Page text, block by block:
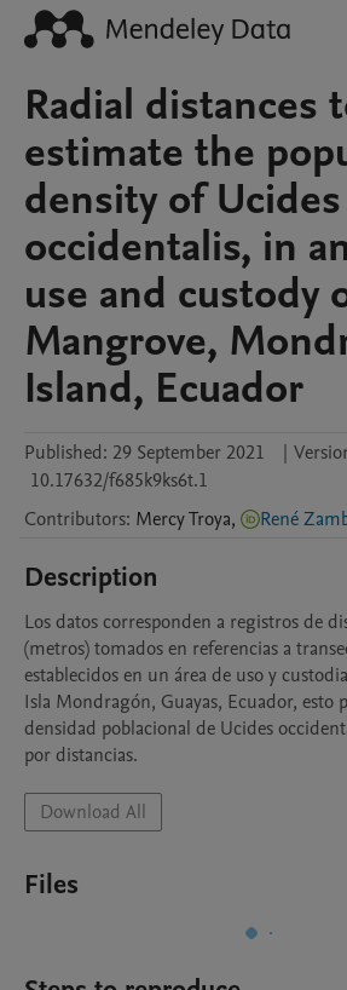
Radial distances
estimate the
density of Ucides
occidentalis, in
use and custody
Mangrove,
Island, Ecuador
Published: 29 September 2021 |
10.17632/f685k9ks6t.1
Contributors: MercyTroya, René
Description
Los datos corresponden a registros de
(metros) tomados en referencias a
establecidos en un área de uso y
Isla Mondragón, Guayas, Ecuador, esto
densidad poblacional de Ucides
por distancias.
Download All
Files